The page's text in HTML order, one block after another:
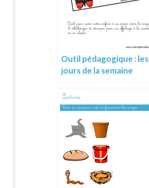
Outil pédagogique : les
jours de la semaine